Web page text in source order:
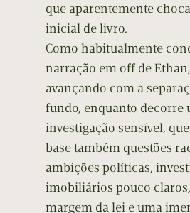
que aparentemente
inicial de livro.
Como habitualmente
narração em off de
avançando com a
fundo, enquanto decorre
investigação sensível,
base também questões
ambições políticas,
imobiliários pouco
margem da lei e uma